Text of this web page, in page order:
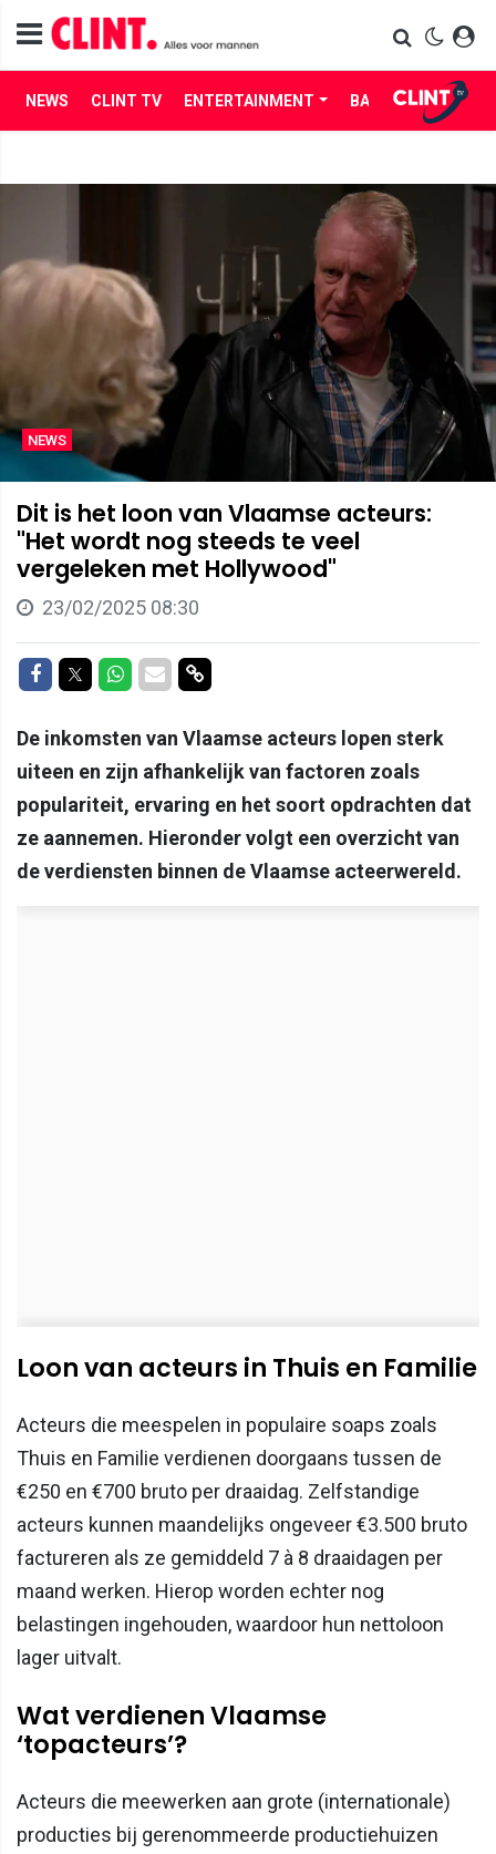
NEWS CLINT TV ENTERTAINMENT BABES LIFE
NEWS
Dit is het loon van Vlaamse acteurs:
"Het wordt nog steeds te veel
vergeleken met Hollywood"
23/02/2025 08:30
Delen op Facebook
Delen op Twitter
Delen op Whatsapp
Delen via Mail
Delen via link
De inkomsten van Vlaamse acteurs lopen sterk
uiteen en zijn afhankelijk van factoren zoals
populariteit, ervaring en het soort opdrachten dat
ze aannemen. Hieronder volgt een overzicht van
de verdiensten binnen de Vlaamse acteerwereld.
Loon van acteurs in Thuis en Familie
Acteurs die meespelen in populaire soaps zoals
Thuis en Familie verdienen doorgaans tussen de
€250 en €700 bruto per draaidag. Zelfstandige
acteurs kunnen maandelijks ongeveer €3.500 bruto
factureren als ze gemiddeld 7 à 8 draaidagen per
maand werken. Hierop worden echter nog
belastingen ingehouden, waardoor hun nettoloon
lager uitvalt.
Wat verdienen Vlaamse
‘topacteurs’?
Acteurs die meewerken aan grote (internationale)
producties bij gerenommeerde productiehuizen